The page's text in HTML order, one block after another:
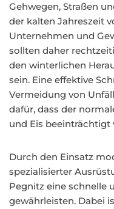
Gehwegen, Straßen
der kalten Jahreszeit
Unternehmen und
sollten daher
den winterlichen
sein. Eine effektive
Vermeidung von
dafür, dass der
und Eis beeinträchtigt
Durch den Einsatz
spezialisierter
Pegnitz eine schnelle
gewährleisten. Dabei